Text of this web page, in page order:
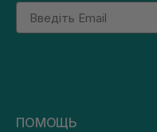
Email
ПОМОЩЬ